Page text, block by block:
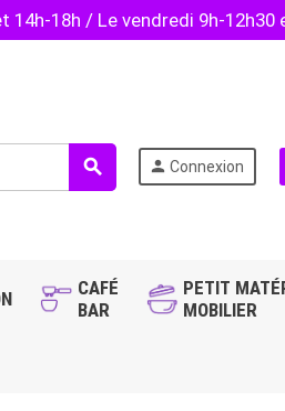
14h-18h / Le vendredi 9h-12h30
search person Connexion
CAFÉ
BAR
PETIT
MOBILIER